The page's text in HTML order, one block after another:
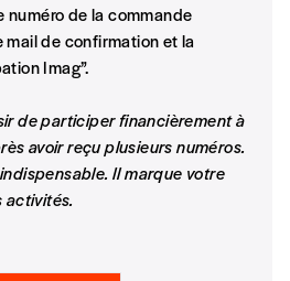
en face à la morosité ambiante?
numéro de la commande
mail de confirmation et la
Imag”.
de participer financièrement à
avoir reçu plusieurs numéros.
Il marque votre
activités.